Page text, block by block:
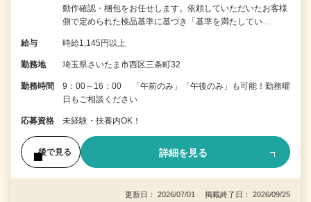
動作確認・梱包をお任せします。依頼していただいたお客様
側で定められた検品基準に基づき「基準を満たしてい…
給与 時給1,145円以上
勤務地 埼玉県さいたま市西区三条町32
勤務時間
9：00～16：00 「午前のみ」「午後のみ」も可能！勤務曜
日もご相談ください
応募資格 未経験・扶養内OK！
後で見る 詳細を見る
更新日： 2026/07/01 掲載終了日： 2026/09/25